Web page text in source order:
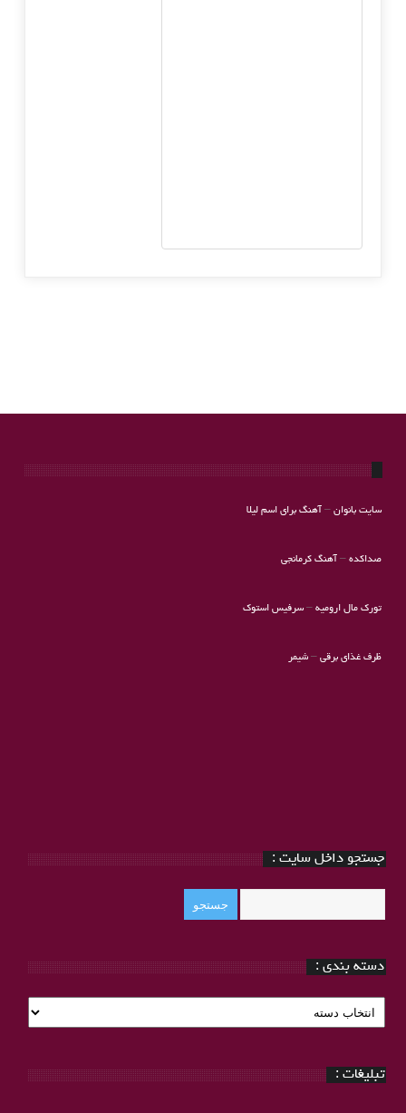
سایت بانوان– آهنگ برای اسم لیلا
صداکده– آهنگ کرمانجی
تورک مال ارومیه–سرفیس استوک
ظرف غذای برقی– شیمر
جستجو داخل سایت :
دسته بندی :
دسته
بندی
تبلیغات :